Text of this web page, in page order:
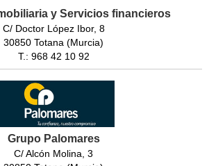
y Servicios financieros
C/ Doctor López Ibor, 8
30850 Totana (Murcia)
T.: 968 42 10 92
Grupo Palomares
C/ Alcón Molina, 3